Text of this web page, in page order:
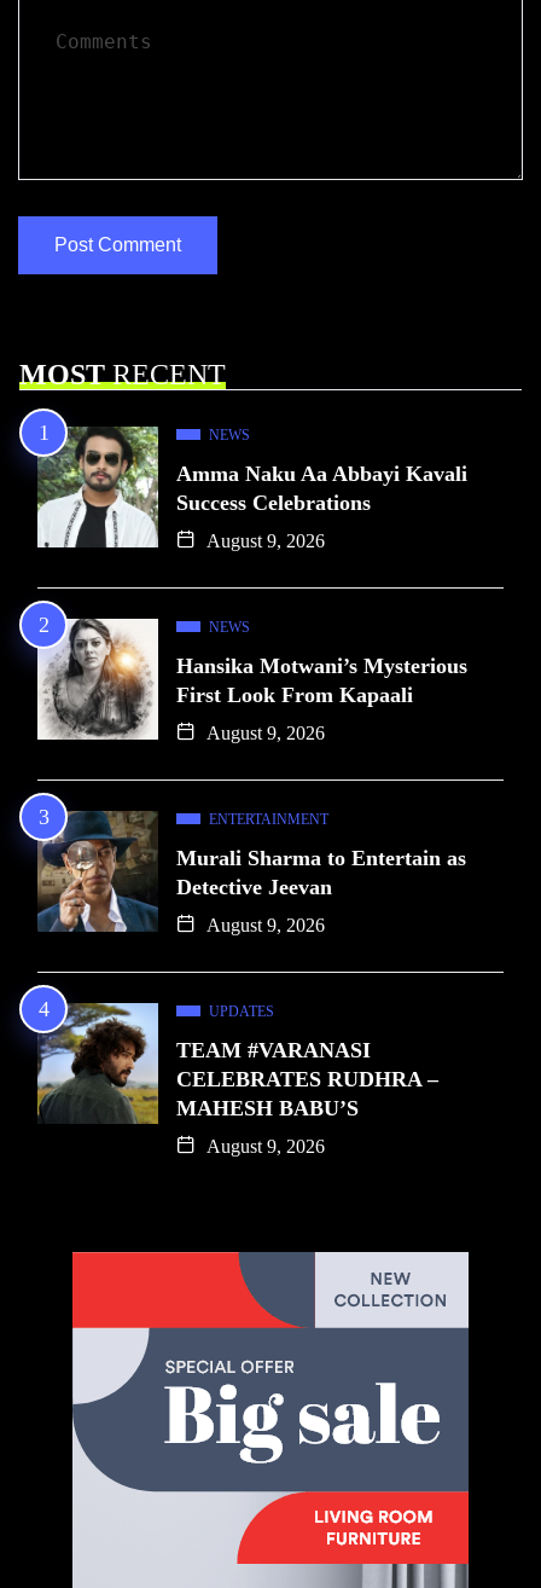
MOSTRECENT
NEWS
Amma Naku Aa Abbayi Kavali
Success Celebrations
August 9, 2026
NEWS
Hansika Motwani’s Mysterious
First Look From Kapaali
August 9, 2026
ENTERTAINMENT
Murali Sharma to Entertain as
Detective Jeevan
August 9, 2026
UPDATES
TEAM #VARANASI
CELEBRATES RUDHRA –
MAHESH BABU’S
August 9, 2026